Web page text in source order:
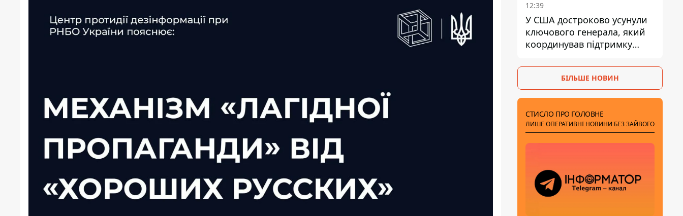
12:39
У США достроково усунули
ключового генерала, який
координував підтримку
замовчують
БІЛЬШЕ НОВИН
СТИСЛО ПРО ГОЛОВНЕ
ЛИШЕ ОПЕРАТИВНІ НОВИНИ БЕЗ ЗАЙВОГО